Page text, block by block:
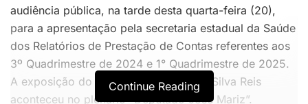
audiência pública, na tarde desta quarta-feira (20),
para a apresentação pela secretaria estadual da Saúde
dos Relatórios de Prestação de Contas referentes aos
3º Quadrimestre de 2024 e 1° Quadrimestre de 2025.
A exposição do secretário Arimatheus Silva Reis
aconteceu no plenário “Deputado José Mariz”.
Continue Reading